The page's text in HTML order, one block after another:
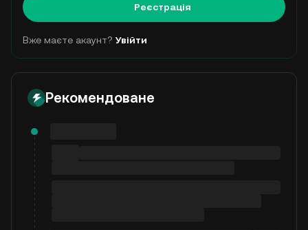
Реєстрація
Вже маєте акаунт? Увійти
Рекомендоване